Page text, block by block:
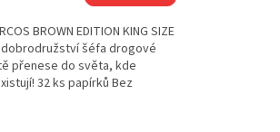
BROWN EDITION KING SIZE
dobrodružství šéfa drogové
přenese do světa, kde
32 ks papírků Bez